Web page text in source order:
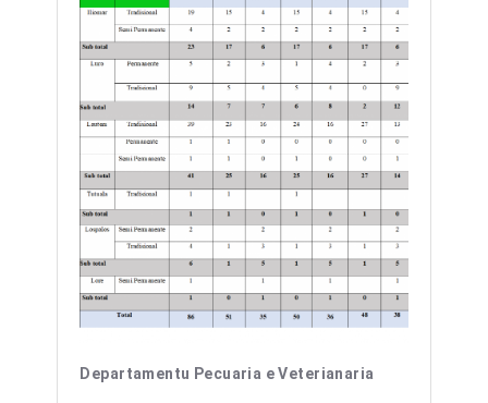
Departamentu Pecuaria e Veterianaria